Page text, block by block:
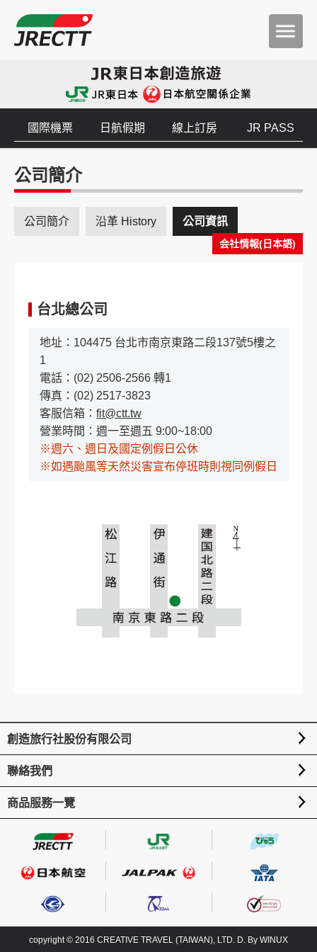
創造旅遊
國際機票 日航假期 線上訂房 JR PASS
公司簡介
公司簡介 沿革 History 公司資訊
会社情報(日本語)
台北總公司
地址：104475 台北市南京東路二段137號5樓之
1
電話：(02) 2506-2566 轉1
傳真：(02) 2517-3823
客服信箱： fit@ctt.tw
營業時間：週一至週五 9:00~18:00
※週六、週日及國定例假日公休
※如遇颱風等天然災害宣布停班時則視同例假日
創造旅行社股份有限公司
聯絡我們
商品服務一覽
copyright © 2016 CREATIVE TRAVEL (TAIWAN), LTD. D. By WINUX